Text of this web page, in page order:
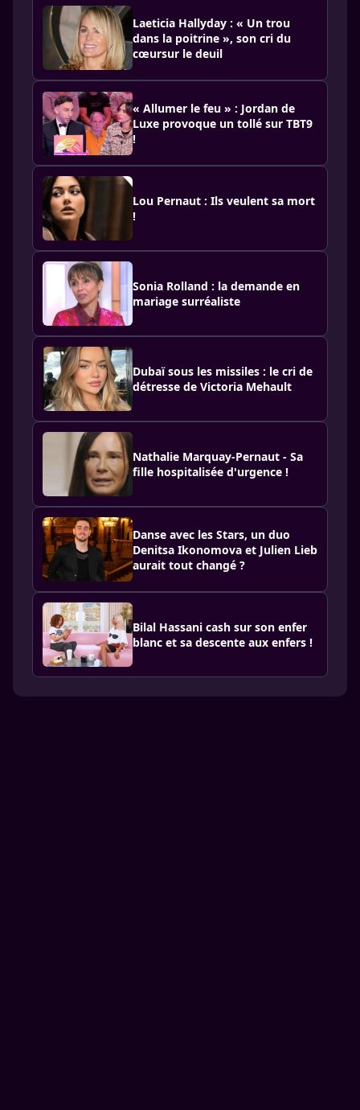
Laeticia Hallyday : « Un trou
dans la poitrine », son cri du
cœursur le deuil
« Allumer le feu » : Jordan de
Luxe provoque un tollé sur TBT9
!
Lou Pernaut : Ils veulent sa mort
!
Sonia Rolland : la demande en
mariage surréaliste
Dubaï sous les missiles : le cri de
détresse de Victoria Mehault
Nathalie Marquay-Pernaut - Sa
fille hospitalisée d'urgence !
Danse avec les Stars, un duo
Denitsa Ikonomova et Julien Lieb
aurait tout changé ?
Bilal Hassani cash sur son enfer
blanc et sa descente aux enfers !